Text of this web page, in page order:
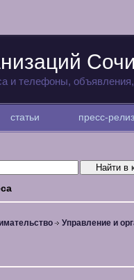
и телефоны,
статьи пресс-
Управление и